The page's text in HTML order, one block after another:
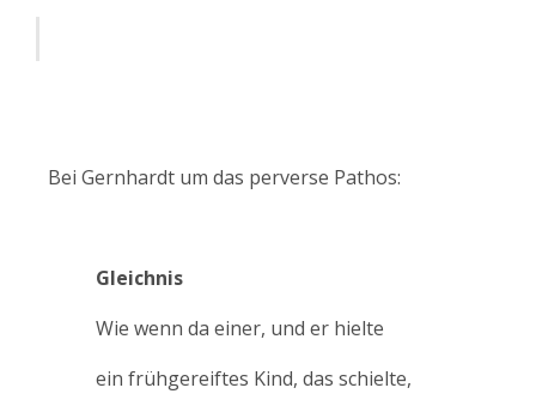
Bei Gernhardt um das perverse Pathos:
Gleichnis
Wie wenn da einer, und er hielte
ein frühgereiftes Kind, das schielte,